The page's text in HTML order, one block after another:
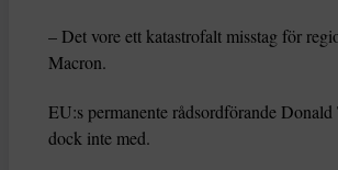
– Det vore ett katastrofalt misstag för
Macron.
EU:s permanente rådsordförande Donald
dock inte med.